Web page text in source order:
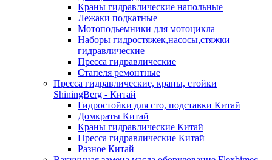
Краны гидравлические напольные
Лежаки подкатные
Мотоподьемники для мотоцикла
Наборы гидростяжек,насосы,стяжки
гидравлические
Пресса гидравлические
Стапеля ремонтные
Пресса гидравлические, краны, стойки
ShiningBerg - Китай
Гидростойки для сто, подставки Китай
Домкраты Китай
Краны гидравлические Китай
Пресса гидравлические Китай
Разное Китай